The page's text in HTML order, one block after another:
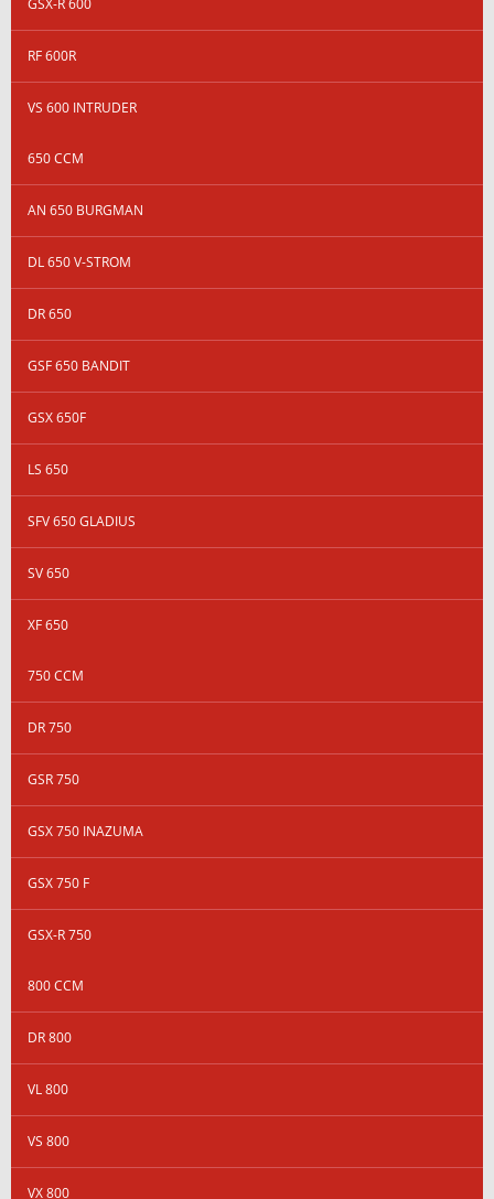
RF 600R
VS 600 INTRUDER
650 CCM
AN 650 BURGMAN
DL 650 V-STROM
DR 650
GSF 650 BANDIT
GSX 650F
LS 650
SFV 650 GLADIUS
SV 650
XF 650
750 CCM
DR 750
GSR 750
GSX 750 INAZUMA
GSX 750 F
GSX-R 750
800 CCM
DR 800
VL 800
VS 800
VX 800